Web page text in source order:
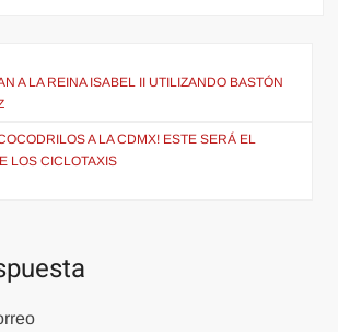
A LA REINA ISABEL II UTILIZANDO BASTÓN
A LA CDMX! ESTE SERÁ EL
LOS CICLOTAXIS